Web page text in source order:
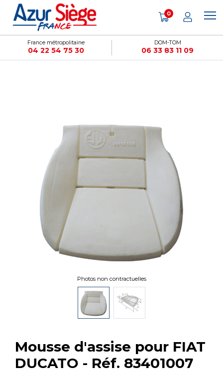
France métropolitaine
04 22 54 75 30
DOM-TOM
06 33 83 11 09
0
Mousse d'assise pour FIAT
DUCATO - Réf. 83401007
Photos non contractuelles
Panneau de gestion des cookies